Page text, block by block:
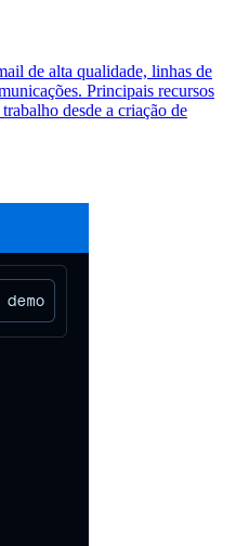
de alta qualidade, linhas de
Principais recursos
desde a criação de